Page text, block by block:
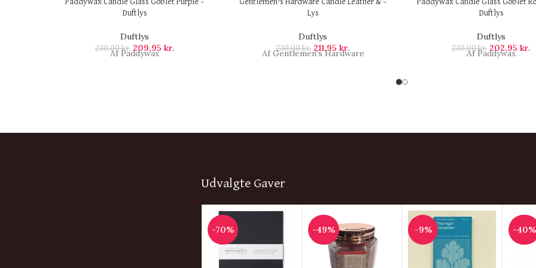
Paddywax Candle Glass Goblet Purple –
Duftlys
Duftlys
230,00kr. 209,95 kr.
Af Paddywax
Gentlemen’s Hardware Candle Leather & –
Lys
Duftlys
230,00kr. 211,95 kr.
Af Gentlemen's Hardware
Paddywax Candle Glass Goblet
Duftlys
Duftlys
230,00kr. 202,95 kr.
Af Paddywax
Udvalgte Gaver
-70% -49% -9% -40%